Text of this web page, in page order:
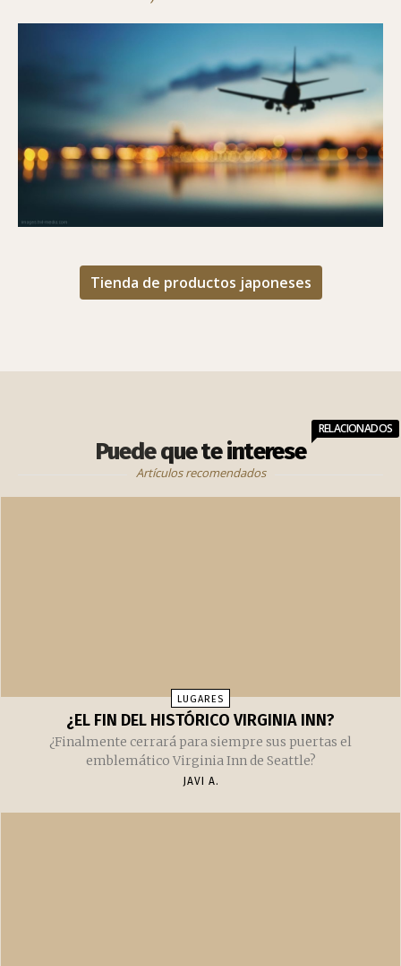
Tienda de productos japoneses
Puede que te interese
RELACIONADOS
Artículos recomendados
LUGARES
¿EL FIN DEL HISTÓRICO VIRGINIA INN?
¿Finalmente cerrará para siempre sus puertas el
emblemático Virginia Inn de Seattle?
JAVI A.